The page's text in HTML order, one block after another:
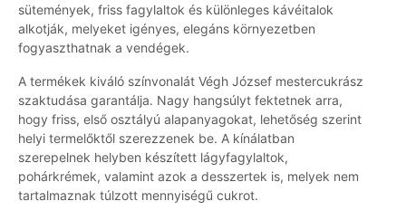
sütemények, friss fagylaltok és különleges kávéitalok
alkotják, melyeket igényes, elegáns környezetben
fogyaszthatnak a vendégek.
A termékek kiváló színvonalát Végh József mestercukrász
szaktudása garantálja. Nagy hangsúlyt fektetnek arra,
hogy friss, első osztályú alapanyagokat, lehetőség szerint
helyi termelőktől szerezzenek be. A kínálatban
szerepelnek helyben készített lágyfagylaltok,
pohárkrémek, valamint azok a desszertek is, melyek nem
tartalmaznak túlzott mennyiségű cukrot.